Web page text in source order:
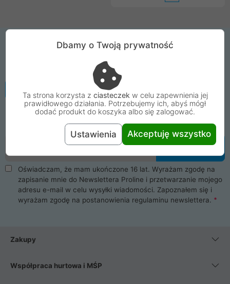
Zapisz się na mega proMOCJE
Nie strać żadnej informacji o promocji ani
kodu rabatowego dostępnego tylko dla
subskrybentów. Dołącz teraz do grona
odbiorców newslettera ProLine!
Więcej informacji
Zapisz się
Oświadczam, że mam ukończone 16 lat. Wyrażam zgodę na
zapisanie mnie do Newslettera Proline i przetwarzanie mojego
adresu e-mail w celu wysyłki wiadomości. Zapoznałem się i
wyrażam zgodę na postanowienia regulaminu newslettera.
Zakupy
Współpraca hurtowa i MŚP
Dbamy o Twoją prywatność
Ta strona korzysta z ciasteczek w celu zapewnienia jej
prawidłowego działania. Potrzebujemy ich, abyś mógł
dodać produkt do koszyka albo się zalogować.
Ustawienia Akceptuję wszystko